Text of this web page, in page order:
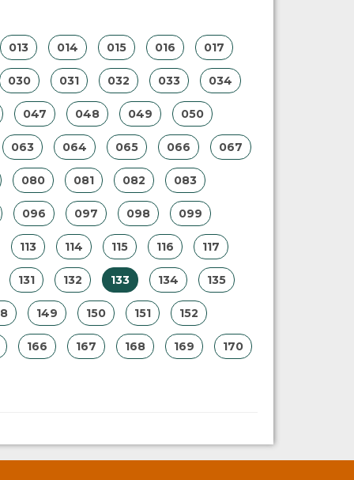
013 014 015 016 017
030 031 032 033 034
047 048 049 050
063 064 065 066 067
080 081 082 083
096 097 098 099
113 114 115 116 117
131 132 133 134 135
149 150 151 152
166 167 168 169 170